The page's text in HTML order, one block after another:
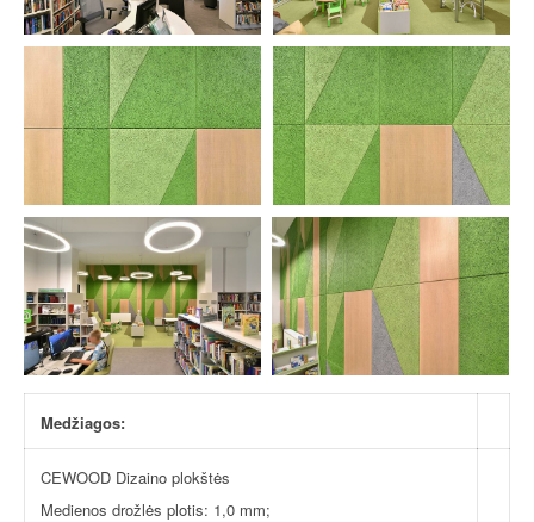
Medžiagos:
CEWOOD Dizaino plokštės
Medienos drožlės plotis: 1,0 mm;